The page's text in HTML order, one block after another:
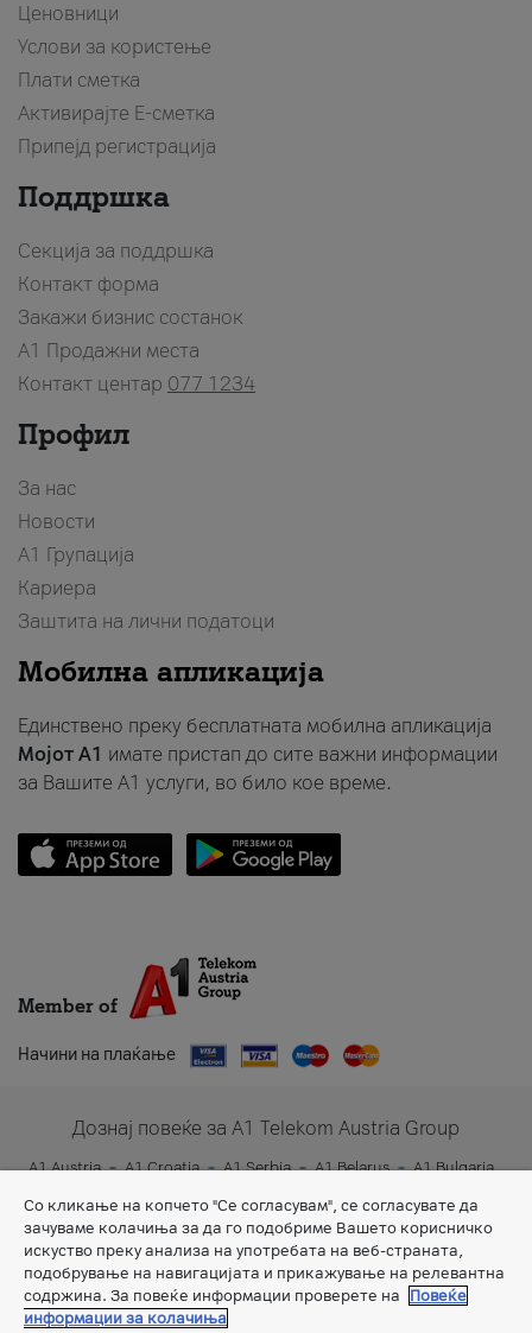
Ценовници
Услови за користење
Плати сметка
Активирајте Е-сметка
Припејд регистрација
Поддршка
Секција за поддршка
Контакт форма
Закажи бизнис состанок
A1 Продажни места
Контакт центар 077 1234
Профил
За нас
Новости
А1 Групација
Кариера
Заштита на лични податоци
Мобилна апликација
Единствено преку бесплатната мобилна апликација
Мојот A1 имате пристап до сите важни информации
за Вашите A1 услуги, во било кое време.
Member of
Начини на плаќање
Дознај повеќе за A1 Telekom Austria Group
A1 Austria A1 Croatia A1 Serbia A1 Belarus
A1 Bulgaria
A1 Slovenia
A1 Digital
Со кликање на копчето "Се согласувам", се согласувате да
зачуваме колачиња за да го подобриме Вашето корисничко
искуство преку анализа на употребата на веб-страната,
подобрување на навигацијата и прикажување на релевантна
содржина. За повеќе информации проверете на
Повеќе
информации за колачиња